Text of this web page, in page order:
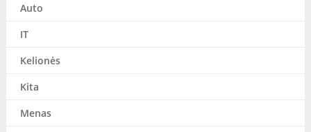
Auto
IT
Kelionės
Kita
Menas